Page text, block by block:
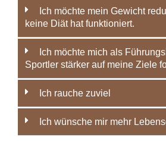
Ich möchte mein Gewicht
keine Diät hat funktioniert.
Ich möchte mich als
Sportler stärker auf meine Ziele
Ich rauche zuviel
Ich wünsche mir mehr